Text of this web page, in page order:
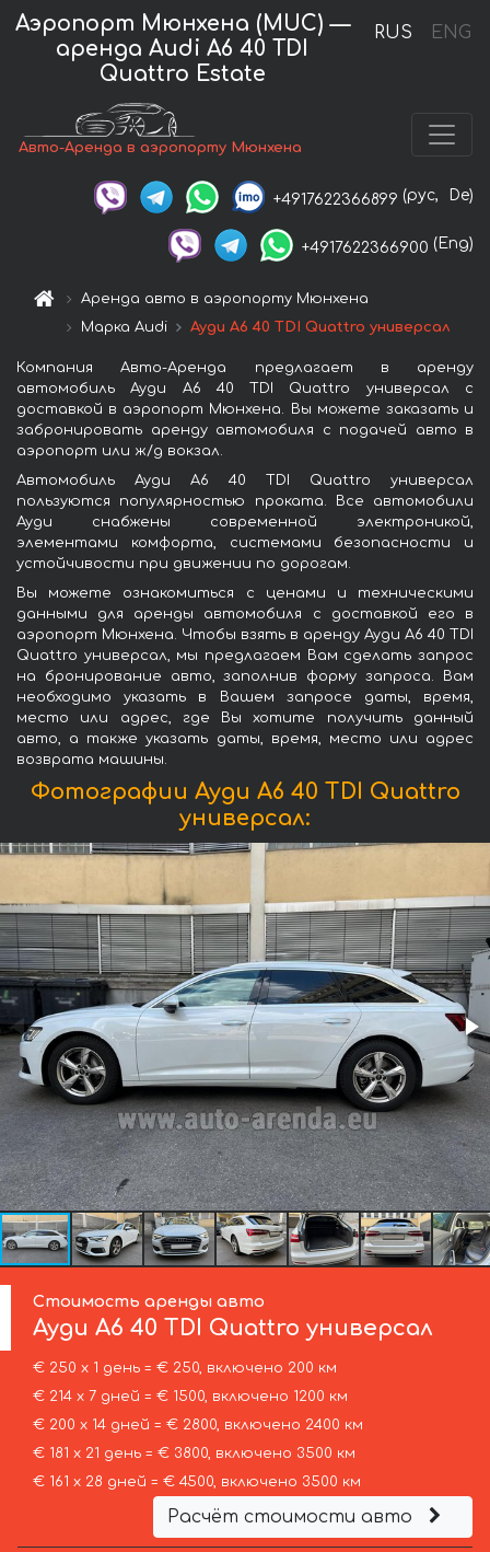
RUS ENG
Аэропорт Мюнхена (MUC) —
аренда Audi A6 40 TDI
Quattro Estate
Авто-Аренда в аэропорту Мюнхена
+4917622366899 (рус, De)
+4917622366900 (Eng)
Аренда авто в аэропорту Мюнхена
Марка Audi
Ауди A6 40 TDI Quattro универсал
Компания Авто-Аренда предлагает в аренду
автомобиль Ауди A6 40 TDI Quattro универсал с
доставкой в аэропорт Мюнхена. Вы можете заказать и
забронировать аренду автомобиля с подачей авто в
аэропорт или ж/д вокзал.
Автомобиль Ауди A6 40 TDI Quattro универсал
пользуются популярностью проката. Все автомобили
Ауди снабжены современной электроникой,
элементами комфорта, системами безопасности и
устойчивости при движении по дорогам.
Вы можете ознакомиться с ценами и техническими
данными для аренды автомобиля с доставкой его в
аэропорт Мюнхена. Чтобы взять в аренду Ауди A6 40 TDI
Quattro универсал, мы предлагаем Вам сделать запрос
на бронирование авто, заполнив форму запроса. Вам
необходимо указать в Вашем запросе даты, время,
место или адрес, где Вы хотите получить данный
авто, а также указать даты, время, место или адрес
возврата машины.
Фотографии Ауди A6 40 TDI Quattro
универсал:
Стоимость аренды авто
АудиA6 40 TDI Quattro универсал
€ 250 х 1 день = € 250, включено 200 км
€ 214 х 7 дней = € 1500, включено 1200 км
€ 200 х 14 дней = € 2800, включено 2400 км
€ 181 х 21 день = € 3800, включено 3500 км
€ 161 х 28 дней = € 4500, включено 3500 км
Расчёт стоимости авто